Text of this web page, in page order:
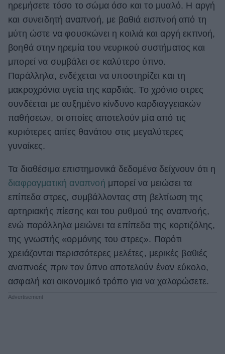
ηρεμήσετε τόσο το σώμα όσο και το μυαλό. Η αργή
και συνειδητή αναπνοή, με βαθιά εισπνοή από τη
μύτη ώστε να φουσκώνει η κοιλιά και αργή εκπνοή,
βοηθά στην ηρεμία του νευρικού συστήματος και
μπορεί να συμβάλει σε καλύτερο ύπνο.
Παράλληλα, ενδέχεται να υποστηρίζει και τη
μακροχρόνια υγεία της καρδιάς. Το χρόνιο στρες
συνδέεται με αυξημένο κίνδυνο καρδιαγγειακών
παθήσεων, οι οποίες αποτελούν μία από τις
κυριότερες αιτίες θανάτου στις μεγαλύτερες
γυναίκες.
Τα διαθέσιμα επιστημονικά δεδομένα δείχνουν ότι η
διαφραγματική αναπνοή μπορεί να μειώσει τα
επίπεδα στρες, συμβάλλοντας στη βελτίωση της
αρτηριακής πίεσης και του ρυθμού της αναπνοής,
ενώ παράλληλα μειώνει τα επίπεδα της κορτιζόλης,
της γνωστής «ορμόνης του στρες». Παρότι
χρειάζονται περισσότερες μελέτες, μερικές βαθιές
αναπνοές πριν τον ύπνο αποτελούν έναν εύκολο,
ασφαλή και οικονομικό τρόπο για να χαλαρώσετε.